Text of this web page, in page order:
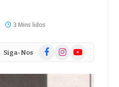
3 Mins lidos
Siga-Nos FacebookInstagramYouTube